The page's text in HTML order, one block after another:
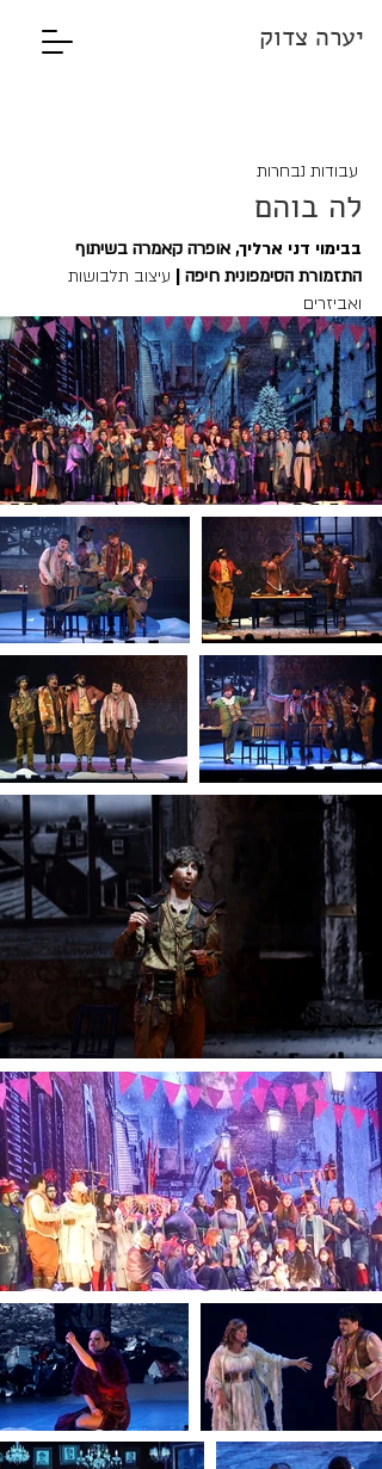
יערה צדוק
עבודות נבחרות
לה בוהם
בבימוי דני ארליך, אופרה קאמרה בשיתוף
התזמורת הסימפונית חיפה | עיצוב תלבושות
ואביזרים